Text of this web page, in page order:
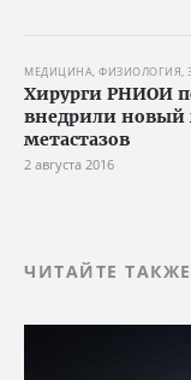
МЕДИЦИНА, ФИЗИОЛОГИЯ,
Хирурги РНИОИ
внедрили новый
метастазов
2 августа 2016
ЧИТАЙТЕ ТАКЖЕ